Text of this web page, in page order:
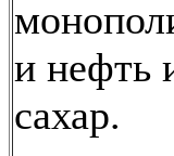
и нефть
сахар.